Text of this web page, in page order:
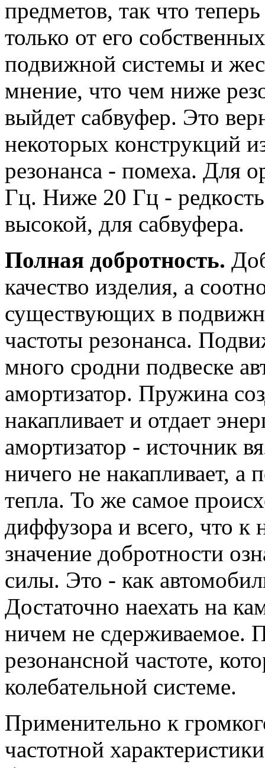
предметов, так что
только от его
подвижной системы и
мнение, что чем ниже
выйдет сабвуфер. Это
некоторых конструкций
резонанса - помеха. Для
Гц. Ниже 20 Гц -
высокой, для сабвуфера.
Полная добротность.
качество изделия, а
существующих в
частоты резонанса.
много сродни подвеске
амортизатор. Пружина
накапливает и отдает
амортизатор - источник
ничего не накапливает, а
тепла. То же самое
диффузора и всего, что
значение добротности
силы. Это - как
Достаточно наехать на
ничем не сдерживаемое.
резонансной частоте,
колебательной системе.
Применительно к
частотной